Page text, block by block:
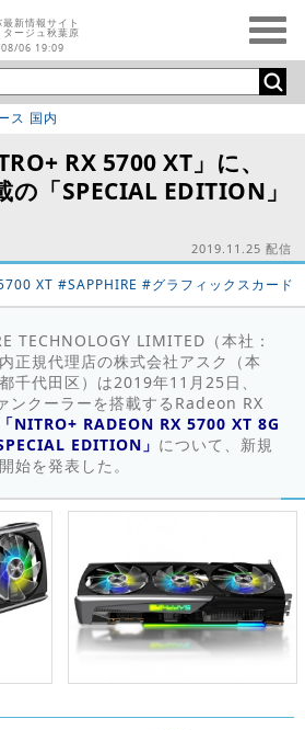
最新情報サイト
タージュ秋葉原
06 19:09
ス 国内
RX 5700 XT」に、
の「SPECIAL EDITION」
2019.11.25 配信
XT #SAPPHIRE #グラフィックスカード
TECHNOLOGY LIMITED（本社：
正規代理店の株式会社アスク（本
千代田区）は2019年11月25日、
ンクーラーを搭載するRadeon RX
「NITRO+ RADEON RX 5700 XT 8G
EDITION」 について、新規
始を発表した。